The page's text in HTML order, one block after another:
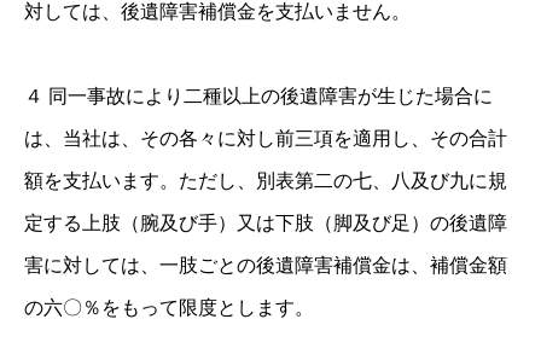
対しては、後遺障害補償金を支払いません。
４ 同一事故により二種以上の後遺障害が生じた場合に
は、当社は、その各々に対し前三項を適用し、その合計
額を支払います。ただし、別表第二の七、八及び九に規
定する上肢（腕及び手）又は下肢（脚及び足）の後遺障
害に対しては、一肢ごとの後遺障害補償金は、補償金額
の六〇％をもって限度とします。